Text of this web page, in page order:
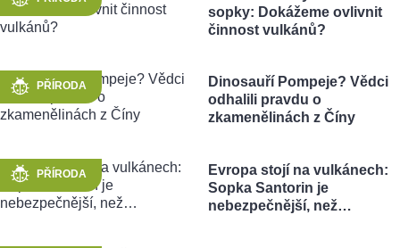
sopky: Dokážeme ovlivnit
činnost vulkánů?
PŘÍRODA
Dinosauří Pompeje? Vědci
odhalili pravdu o
zkamenělinách z Číny
PŘÍRODA
Evropa stojí na vulkánech:
Sopka Santorin je
nebezpečnější, než…